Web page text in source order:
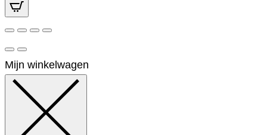
Mijn winkelwagen